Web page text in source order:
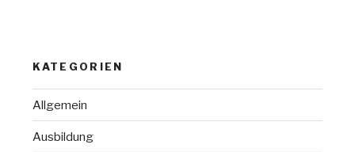
KATEGORIEN
Allgemein
Ausbildung